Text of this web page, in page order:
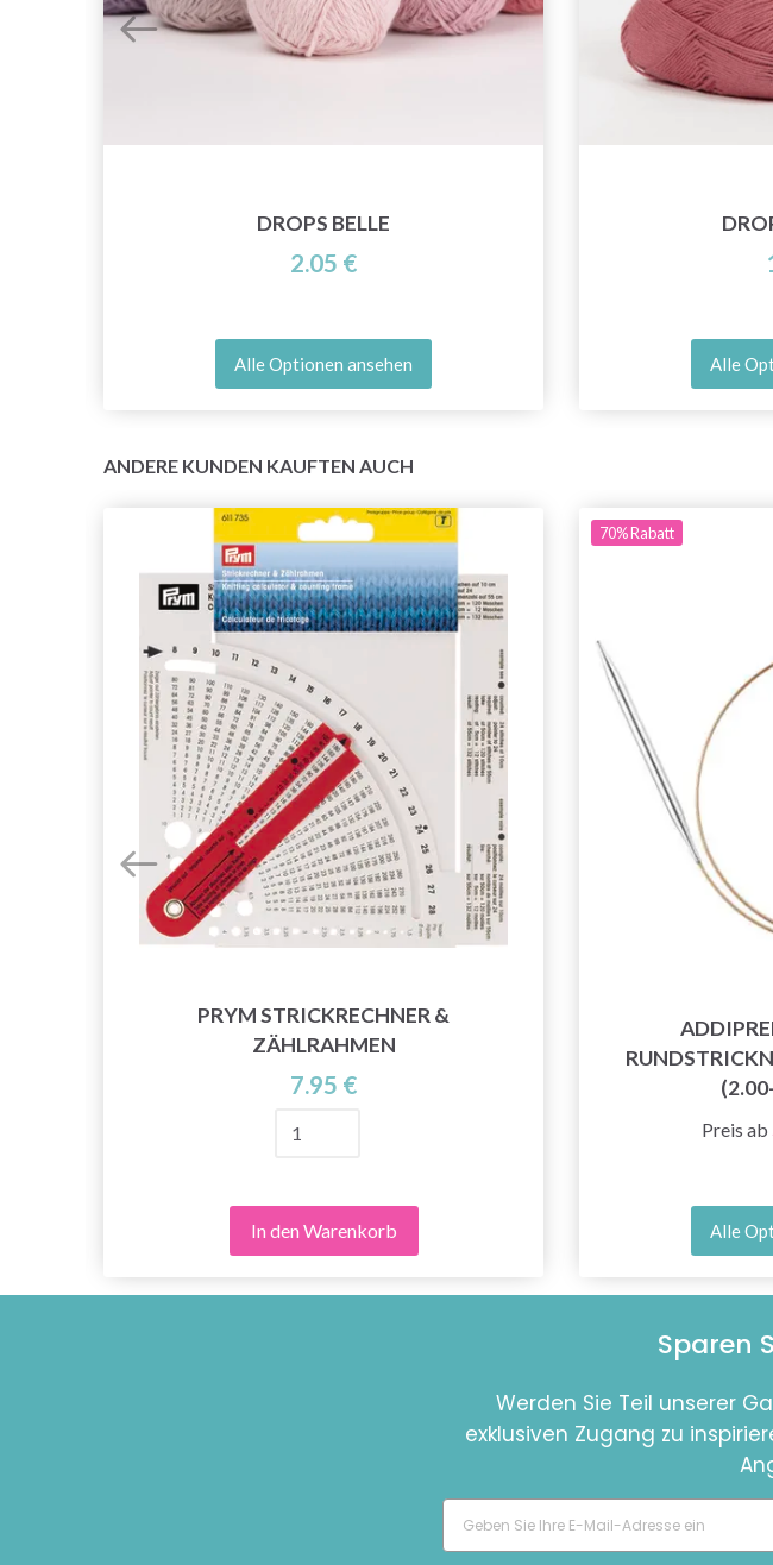
DROPS BELLE
2.05 €
Alle Optionen ansehen Alle
ANDERE KUNDEN KAUFTEN AUCH
PRYM STRICKRECHNER &
ZÄHLRAHMEN
7.95 €
In den Warenkorb
70%Rabatt
Preis ab
Alle
Sparen
Werden Sie Teil unserer
exklusiven Zugang zu